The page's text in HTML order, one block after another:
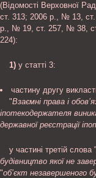
(Відомості Верховної
ст. 313; 2006 р., № 13,
р., № 19, ст. 257, № 38,
224):
1) у статті 3:
частину другу
"Взаємні права і
іпотекодержателя
державної реєстрації
у частині третій слова "
будівництво якої не
"об’єкт незавершеного